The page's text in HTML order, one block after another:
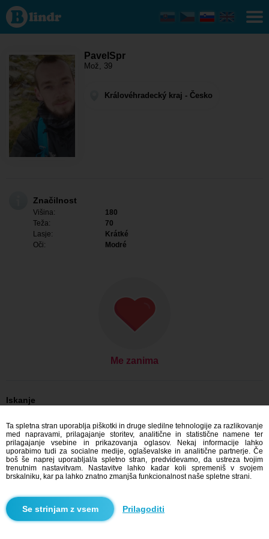
PavelSpr - On
išče nekoga
Královéhradecký
kraj - Černilov
PavelSpr
Mož, 39
Královéhradecký kraj - Česko
Značilnost
Višina:
180
Teža:
70
Lasje:
Krátké
Oči:
Modré
Me zanima
Iskanje
On išče njo: Moški, 39
On išče njo: Moški, 39 - Česko
On išče njo: Moški, 39 - Královéhradecký kraj
On išče njo: Moški, 39 - Černilov
Zmenkovati Česko
Zmenkovati Královéhradecký kraj
Zmenkovati Černilov
Blindr aplikacije
Ta spletna stran uporablja piškotki in druge sledilne tehnologije za razlikovanje
med napravami, prilagajanje storitev, analitične in statistične namene ter
prilagajanje vsebine in prikazovanja oglasov. Nekaj informacije lahko
uporabimo tudi za socialne medije, oglaševalske in analitične partnerje. Če
boš še naprej uporabljal/a spletno stran, predvidevamo, da ustreza tvojim
trenutnim nastavitvam. Nastavitve lahko kadar koli spremeniš v svojem
brskalniku, kar pa lahko znatno zmanjša funkcionalnost naše spletne strani.
Prilagoditi